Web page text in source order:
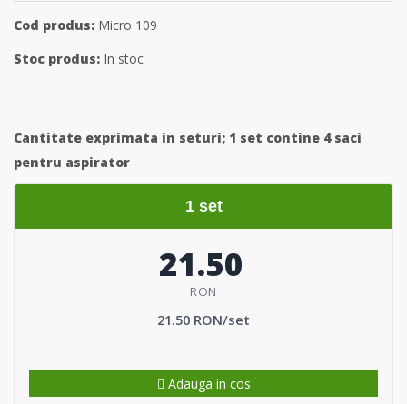
Cod produs: Micro 109
Stoc produs: In stoc
Cantitate exprimata in seturi; 1 set contine 4 saci
pentru aspirator
1 set
21.50
RON
21.50 RON/set
Adauga in cos